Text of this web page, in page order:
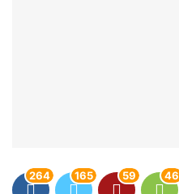
264 165 59 46